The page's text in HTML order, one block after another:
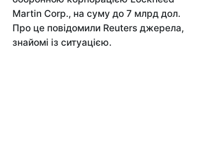
Martin Corp., на суму до 7 млрд дол.
Про це повідомили Reuters джерела,
знайомі із ситуацією.